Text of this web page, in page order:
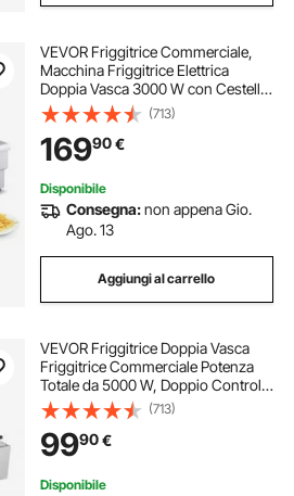
VEVOR Friggitrice Commerciale,
Macchina Friggitrice Elettrica
Doppia Vasca 3000 W con Cestello
in Acciaio Inox 11 L con Filtraggio
dell'Olio, Controllo Tempo
Temperatura, Friggitrice da Cucina
(713)
16990€
Disponibile
Consegna:non appena Gio.
Ago. 13
Aggiungi al carrello
VEVOR Friggitrice Doppia Vasca
Friggitrice Commerciale Potenza
Totale da 5000 W, Doppio Controllo
della Temperatura Regolabile in
Acciaio Inossidabile per Uso
Alimentare per Patatine Fritte
(713)
9990€
Disponibile